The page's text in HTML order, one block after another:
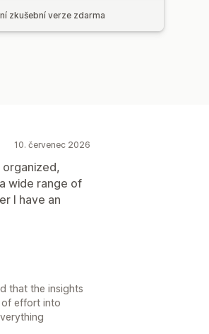
zkušební verze zdarma
10. červenec 2026
wide range of
I have an
that the insights
of effort into